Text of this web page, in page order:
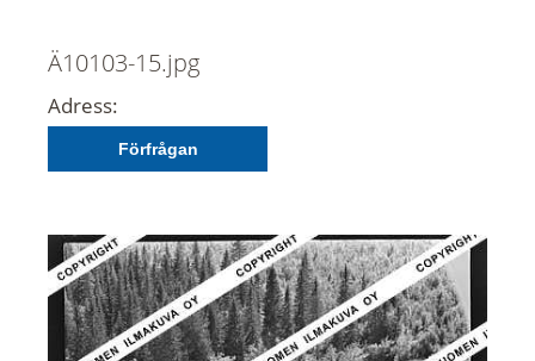
Ä10103-15.jpg
Adress:
Förfrågan